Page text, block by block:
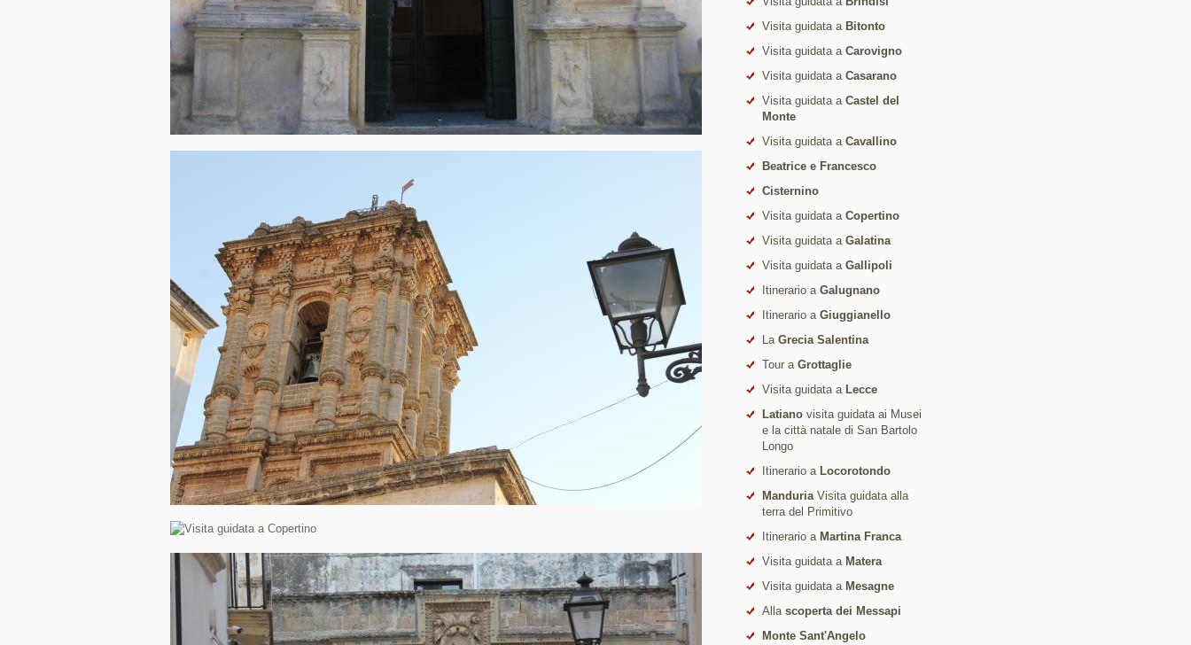
Visita guidata a Bitonto
Visita guidata a Carovigno
Visita guidata a Casarano
Visita guidata a Castel del
Monte
Visita guidata a Cavallino
Beatrice e Francesco
Cisternino
Visita guidata a Copertino
Visita guidata a Galatina
Visita guidata a Gallipoli
Itinerario a Galugnano
Itinerario a Giuggianello
La Grecia Salentina
Tour a Grottaglie
Visita guidata a Lecce
Latiano visita guidata ai Musei
e la città natale di San Bartolo
Longo
Itinerario a Locorotondo
ManduriaVisita guidata alla
terra del Primitivo
Itinerario a Martina Franca
Visita guidata a Matera
Visita guidata a Mesagne
Alla scoperta dei Messapi
Monte Sant'Angelo